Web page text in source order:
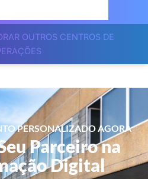
OUTROS CENTROS DE
PERSONALIZADO AGORA
Parceiro na
Digital